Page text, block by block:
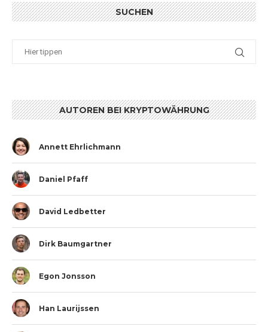
SUCHEN
AUTOREN BEI KRYPTOWÄHRUNG
Annett Ehrlichmann
Daniel Pfaff
David Ledbetter
Dirk Baumgartner
Egon Jonsson
Han Laurijssen